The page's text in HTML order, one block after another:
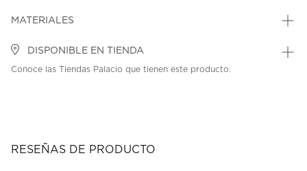
MATERIALES
DISPONIBLE EN TIENDA
Conoce las Tiendas Palacio que tienen este producto.
RESEÑAS DE PRODUCTO